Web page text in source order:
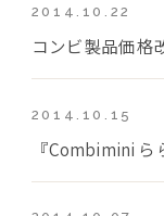
2014.10.22
コンビ製品価格
2014.10.15
『Combimini